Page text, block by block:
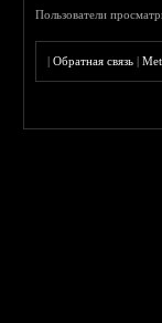
Пользователи
|Обратная связь |